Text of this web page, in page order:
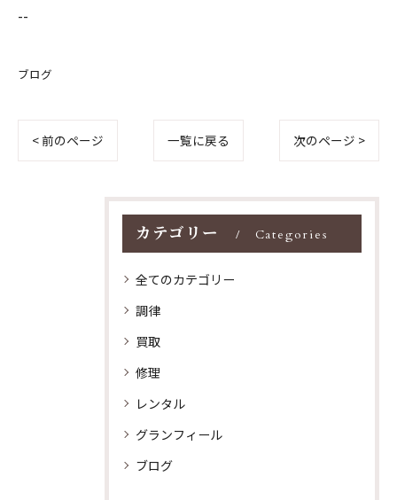
--
ブログ
< 前のページ 一覧に戻る 次のページ >
カテゴリー Categories
全てのカテゴリー
調律
買取
修理
レンタル
グランフィール
ブログ